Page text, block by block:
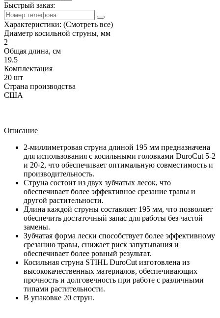
Быстрый заказ:
Характеристики: (Смотреть все)
Диаметр косильной струны, мм
2
Общая длина, см
19.5
Комплектация
20 шт
Страна производства
США
Описание
2-миллиметровая струна длиной 195 мм предназначена
для использования с косильными головками DuroCut 5-2
и 20-2, что обеспечивает оптимальную совместимость и
производительность.
Струна состоит из двух зубчатых лесок, что
обеспечивает более эффективное срезание травы и
другой растительности.
Длина каждой струны составляет 195 мм, что позволяет
обеспечить достаточный запас для работы без частой
замены.
Зубчатая форма лески способствует более эффективному
срезанию травы, снижает риск запутывания и
обеспечивает более ровный результат.
Косильная струна STIHL DuroCut изготовлена из
высококачественных материалов, обеспечивающих
прочность и долговечность при работе с различными
типами растительности.
В упаковке 20 струн.